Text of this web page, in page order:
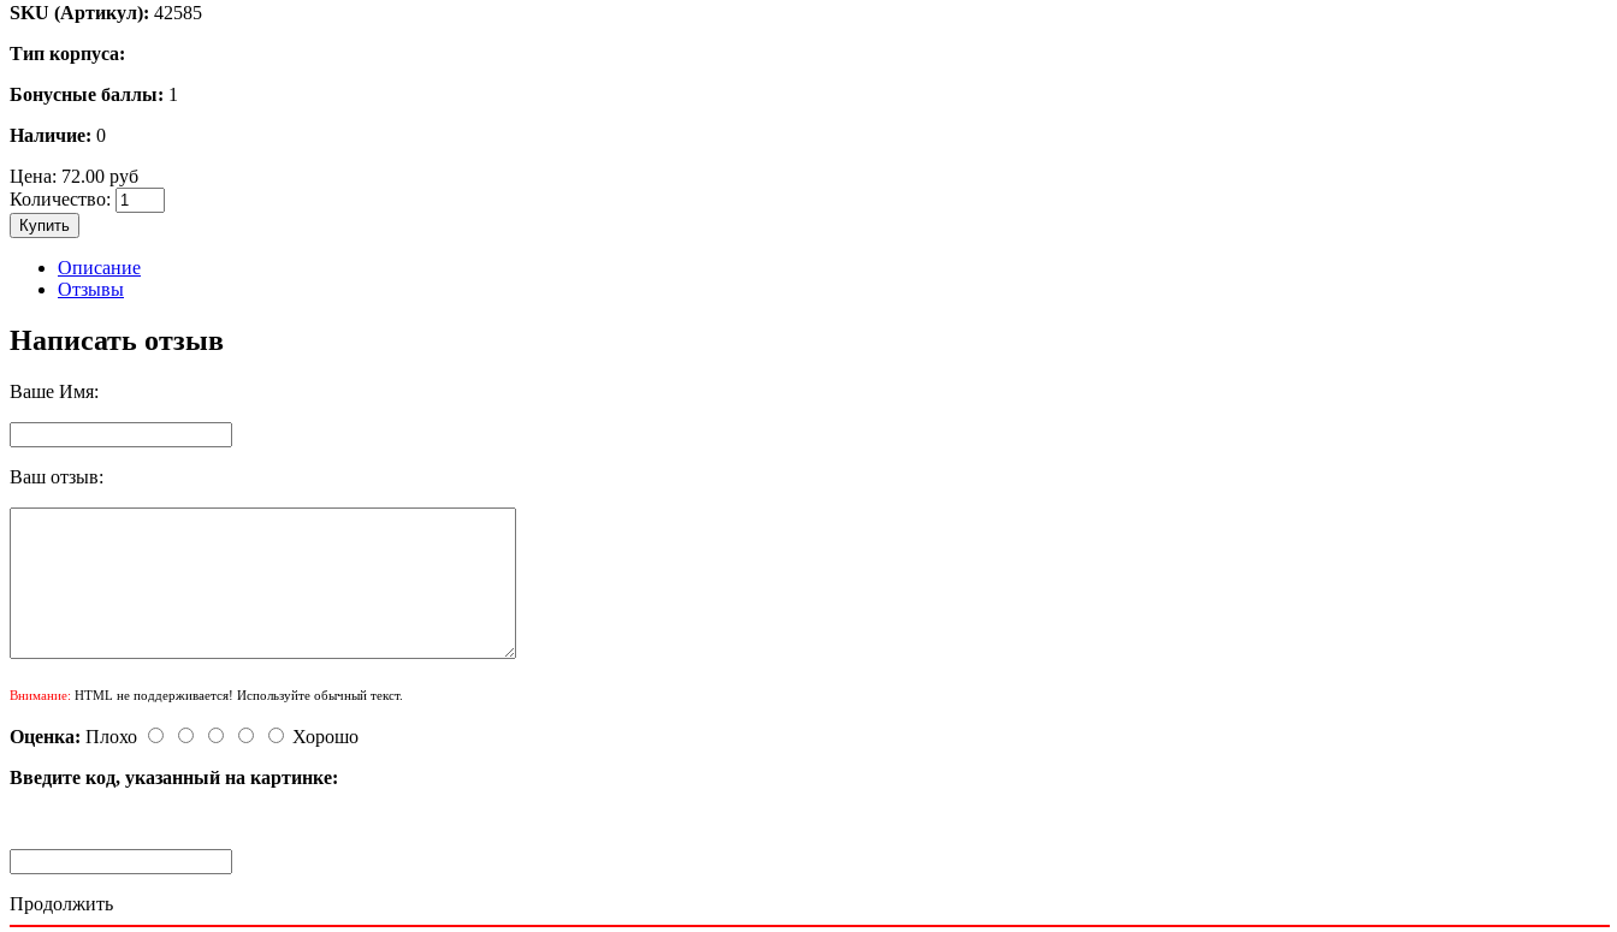
SKU (Артикул): 42585
Тип корпуса:
Бонусные баллы: 1
Наличие: 0
Цена: 72.00 руб
Количество:
Купить
Описание
Отзывы
Написать отзыв
Ваше Имя:
Ваш отзыв:
Внимание: HTML не поддерживается! Используйте обычный текст.
Оценка: Плохо
Хорошо
Введите код, указанный на картинке:
Продолжить